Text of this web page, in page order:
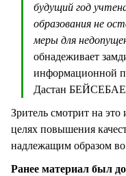
будущий год
образования не
меры для
обнадеживает
информационной
Дастан
Зритель смотрит на это
целях повышения
надлежащим образом
Ранее материал был